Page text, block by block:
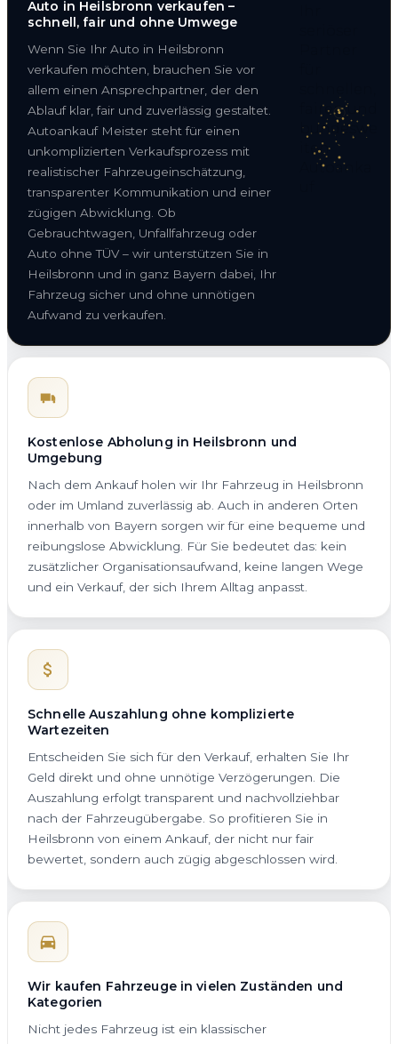
Auto in Heilsbronn verkaufen –
schnell, fair und ohne Umwege
Wenn Sie Ihr Auto in Heilsbronn
verkaufen möchten, brauchen Sie vor
allem einen Ansprechpartner, der den
Ablauf klar, fair und zuverlässig gestaltet.
Autoankauf Meister steht für einen
unkomplizierten Verkaufsprozess mit
realistischer Fahrzeugeinschätzung,
transparenter Kommunikation und einer
zügigen Abwicklung. Ob
Gebrauchtwagen, Unfallfahrzeug oder
Auto ohne TÜV – wir unterstützen Sie in
Heilsbronn und in ganz Bayern dabei, Ihr
Fahrzeug sicher und ohne unnötigen
Aufwand zu verkaufen.
Kostenlose Abholung in Heilsbronn und
Umgebung
Nach dem Ankauf holen wir Ihr Fahrzeug in Heilsbronn
oder im Umland zuverlässig ab. Auch in anderen Orten
innerhalb von Bayern sorgen wir für eine bequeme und
reibungslose Abwicklung. Für Sie bedeutet das: kein
zusätzlicher Organisationsaufwand, keine langen Wege
und ein Verkauf, der sich Ihrem Alltag anpasst.
Schnelle Auszahlung ohne komplizierte
Wartezeiten
Entscheiden Sie sich für den Verkauf, erhalten Sie Ihr
Geld direkt und ohne unnötige Verzögerungen. Die
Auszahlung erfolgt transparent und nachvollziehbar
nach der Fahrzeugübergabe. So profitieren Sie in
Heilsbronn von einem Ankauf, der nicht nur fair
bewertet, sondern auch zügig abgeschlossen wird.
Wir kaufen Fahrzeuge in vielen Zuständen und
Kategorien
Nicht jedes Fahrzeug ist ein klassischer